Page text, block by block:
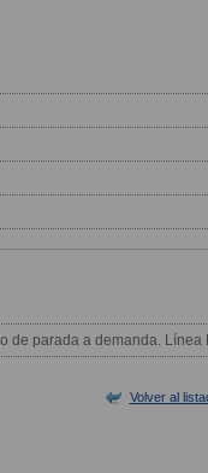
de parada a demanda. Línea
Volver al